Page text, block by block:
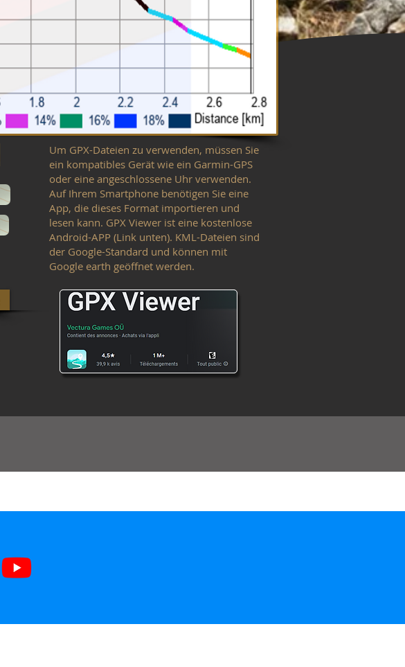
Um GPX-Dateien zu verwenden, müssen Sie
ein kompatibles Gerät wie ein Garmin-GPS
oder eine angeschlossene Uhr verwenden.
Auf Ihrem Smartphone benötigen Sie eine
App, die dieses Format importieren und
lesen kann. GPX Viewer ist eine kostenlose
Android-APP (Link unten). KML-Dateien sind
der Google-Standard und können mit
Google earth geöffnet werden.